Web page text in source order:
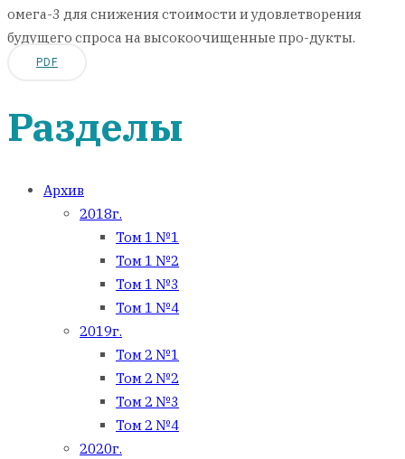
омега-3 для снижения стоимости и удовлетворения
будущего спроса на высокоочищенные про-дукты.
PDF
Разделы
Архив
2018г.
Том 1 №1
Том 1 №2
Том 1 №3
Том 1 №4
2019г.
Том 2 №1
Том 2 №2
Том 2 №3
Том 2 №4
2020г.